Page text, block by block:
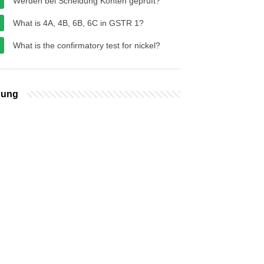
What is 4A, 4B, 6B, 6C in GSTR 1?
What is the confirmatory test for nickel?